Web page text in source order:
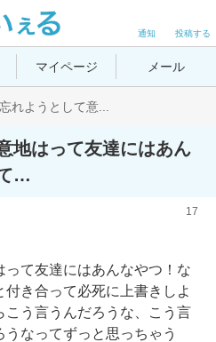
投稿する
通知
マイページ メール
れようとして意...
地はって友達にはあん
…
17
て友達にはあんなやつ！な
き合って必死に上書きしよ
こう言うんだろうな、こう言
なってずっと思っちゃう